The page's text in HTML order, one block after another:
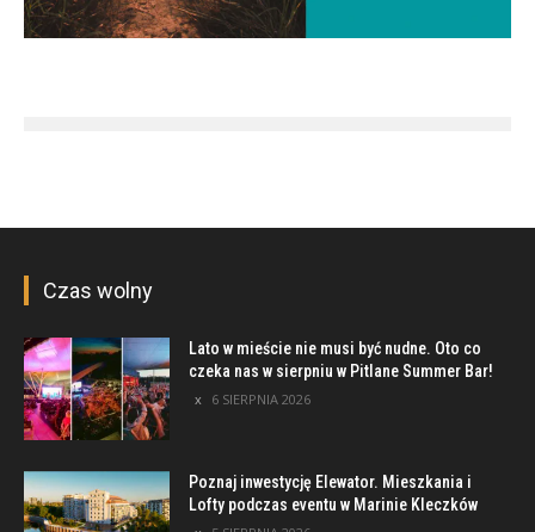
Czas wolny
Lato w mieście nie musi być nudne. Oto co
czeka nas w sierpniu w Pitlane Summer Bar!
6 SIERPNIA 2026
Poznaj inwestycję Elewator. Mieszkania i
Lofty podczas eventu w Marinie Kleczków